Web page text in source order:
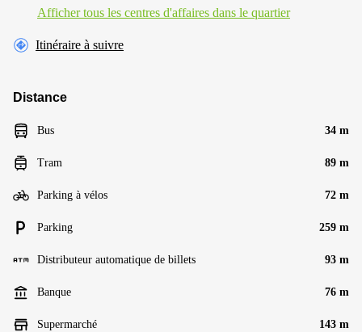
Afficher tous les centres d'affaires dans le quartier
Itinéraire à suivre
Distance
Bus 34 m
Tram 89 m
Parking à vélos 72 m
Parking 259 m
Distributeur automatique de billets 93 m
Banque 76 m
Supermarché 143 m